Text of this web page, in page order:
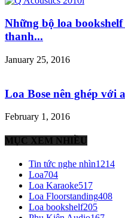
Những bộ loa
thanh...
January 25, 2016
Loa Bose nên ghép với
February 1, 2016
MỤC XEM NHIỀU
Tin tức nghe nhìn1214
Loa704
Loa Karaoke517
Loa Floorstanding408
Loa bookshelf205